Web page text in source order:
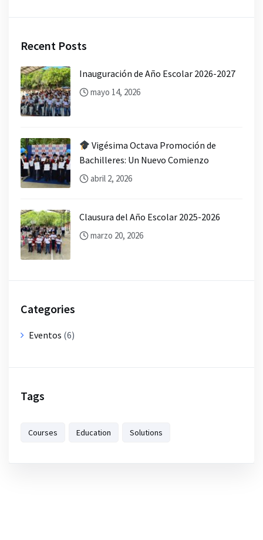
Recent Posts
Inauguración de Año Escolar 2026-2027
mayo 14, 2026
Vigésima Octava Promoción de
Bachilleres: Un Nuevo Comienzo
abril 2, 2026
Clausura del Año Escolar 2025-2026
marzo 20, 2026
Categories
Eventos (6)
Tags
Courses Education Solutions